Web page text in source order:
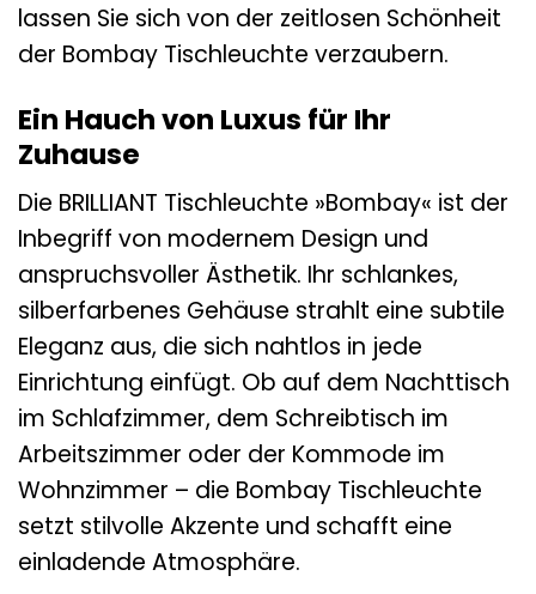
lassen Sie sich von der zeitlosen Schönheit
der Bombay Tischleuchte verzaubern.
Ein Hauch von Luxus für Ihr
Zuhause
Die BRILLIANT Tischleuchte »Bombay« ist der
Inbegriff von modernem Design und
anspruchsvoller Ästhetik. Ihr schlankes,
silberfarbenes Gehäuse strahlt eine subtile
Eleganz aus, die sich nahtlos in jede
Einrichtung einfügt. Ob auf dem Nachttisch
im Schlafzimmer, dem Schreibtisch im
Arbeitszimmer oder der Kommode im
Wohnzimmer – die Bombay Tischleuchte
setzt stilvolle Akzente und schafft eine
einladende Atmosphäre.